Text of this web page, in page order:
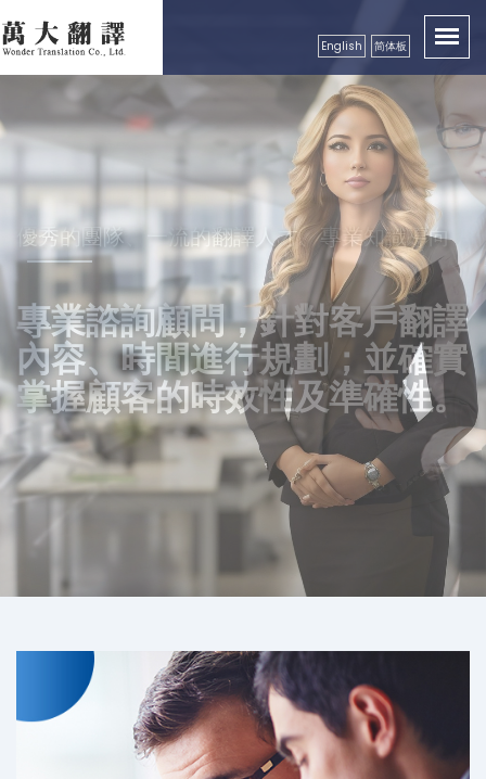
English 简体板
優秀的團隊、一流的翻譯人才、專業知識導向
專業諮詢顧問，針對客戶翻譯
內容、時間進行規劃；並確實
掌握顧客的時效性及準確性。
卓越品質服務顧客，創造出翻譯真實價值性
精益求精，配合市場需求，秉
持更好的服務理念，以真誠、
專業級高效率的服務品質回饋
更多的顧客
秉持成功的企業要領，永續經營
良好的服務及翻譯品質保證，
獲得各公、民營機構、工商團
體，學校等認可